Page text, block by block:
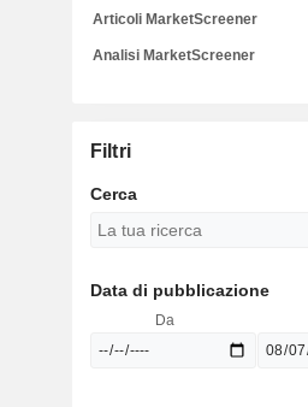
Articoli MarketScreener
Analisi MarketScreener
Filtri
Cerca
Data di pubblicazione
Da